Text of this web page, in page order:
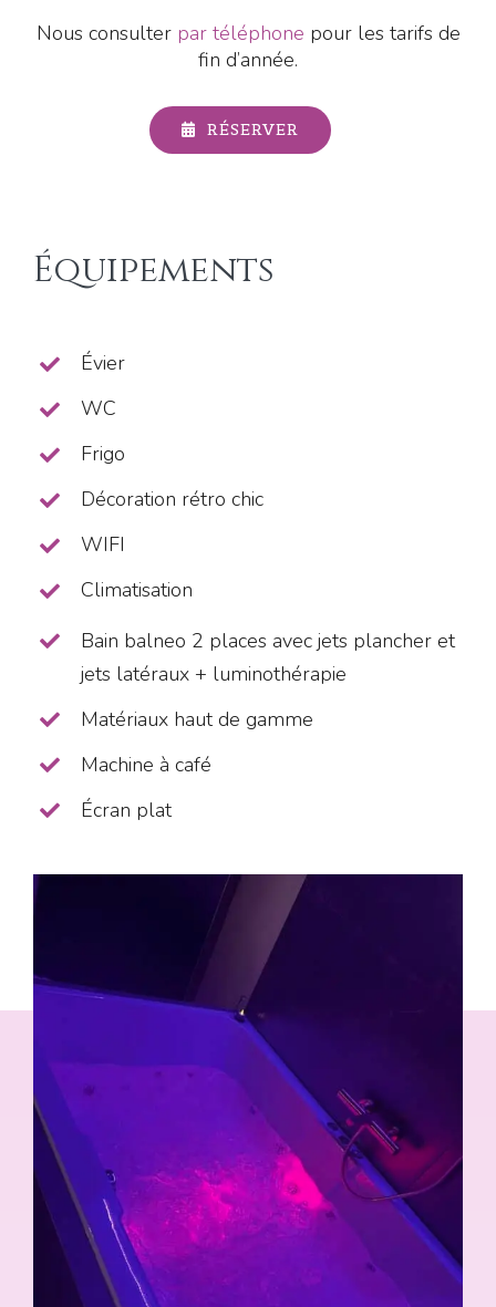
Nous consulter par téléphone pour les tarifs de
fin d’année.
RÉSERVER
Équipements
Évier
WC
Frigo
Décoration rétro chic
WIFI
Climatisation
Bain balneo 2 places avec jets plancher et
jets latéraux + luminothérapie
Matériaux haut de gamme
Machine à café
Écran plat